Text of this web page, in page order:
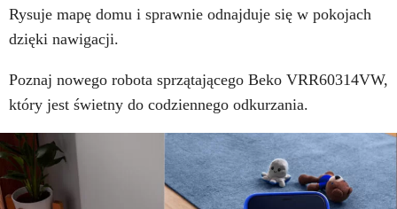
Rysuje mapę domu i sprawnie odnajduje się w pokojach
dzięki nawigacji.
Poznaj nowego robota sprzątającego Beko VRR60314VW,
który jest świetny do codziennego odkurzania.